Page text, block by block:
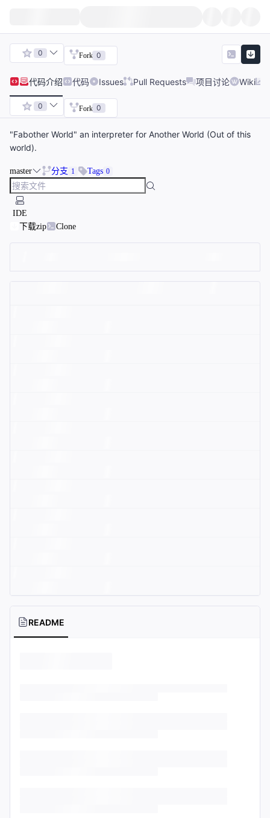
0 Fork 0
代码介绍 代码 Issues Pull Requests 项目讨论 Wiki
0 Fork 0
"Fabother World" an interpreter for Another World (Out of this
world).
master 分支 1 Tags 0
IDE
下载zip
Clone
README